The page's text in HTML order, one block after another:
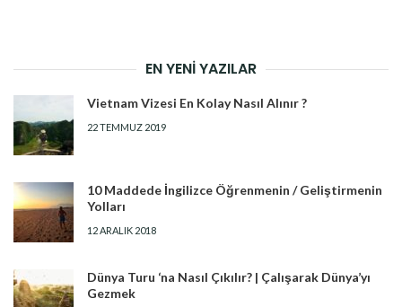
EN YENI YAZILAR
Vietnam Vizesi En Kolay Nasıl Alınır ?
22 TEMMUZ 2019
10 Maddede İngilizce Öğrenmenin / Geliştirmenin
Yolları
12 ARALIK 2018
Dünya Turu ‘na Nasıl Çıkılır? | Çalışarak Dünya’yı
Gezmek